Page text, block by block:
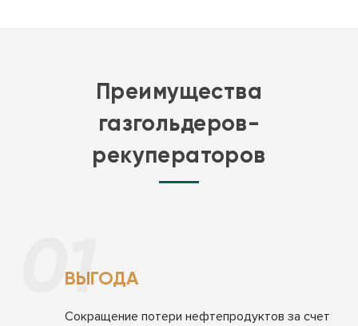
Преимущества
газгольдеров-
рекуператоров
01
ВЫГОДА
Сокращение потери нефтепродуктов за счет